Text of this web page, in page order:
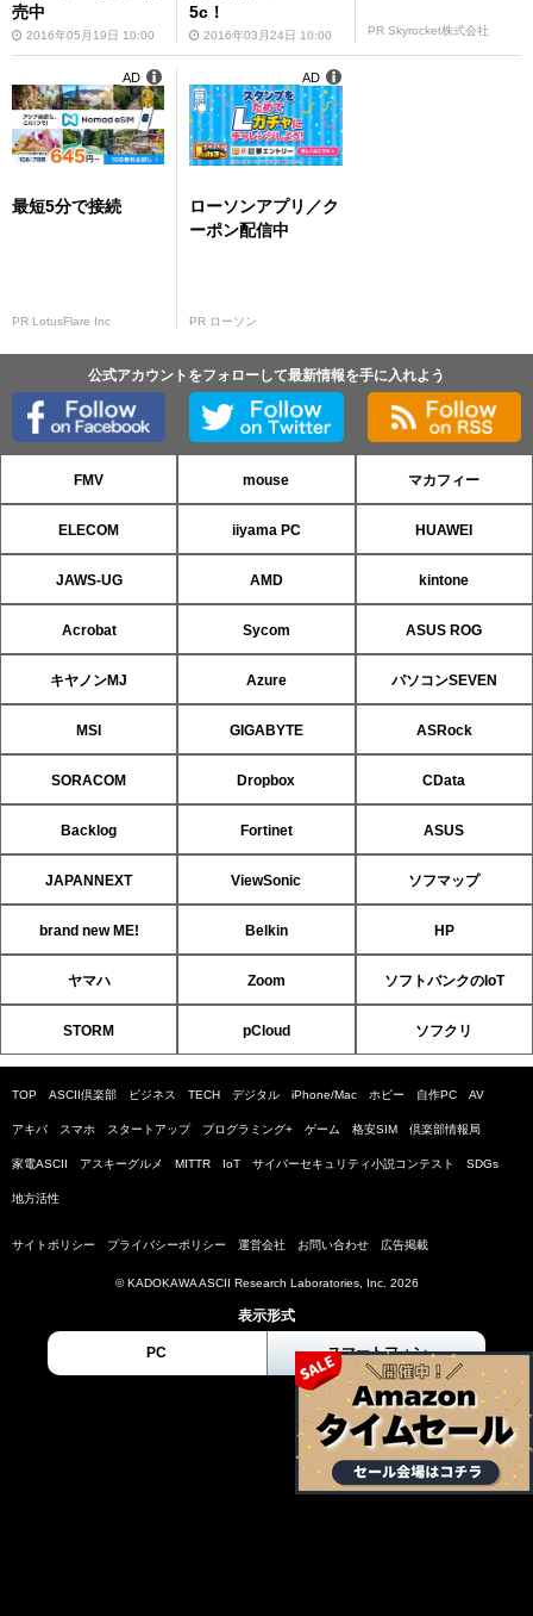
売中
2016年05月19日 10:00
5c！
2016年03月24日 10:00 PR Skyrocket株式会社
最短5分で接続
PR LotusFlare Inc
AD
ローソンアプリ／ク
ーポン配信中
PR ローソン
AD
公式アカウントをフォローして最新情報を手に入れよう
FMV mouse マカフィー
ELECOM iiyama PC HUAWEI
JAWS-UG AMD kintone
Acrobat Sycom ASUS ROG
キヤノンMJ Azure パソコンSEVEN
MSI GIGABYTE ASRock
SORACOM Dropbox CData
Backlog Fortinet ASUS
JAPANNEXT ViewSonic ソフマップ
brand new ME! Belkin HP
ヤマハ Zoom ソフトバンクのIoT
STORM pCloud ソフクリ
TOP ASCII倶楽部 ビジネス TECH デジタル iPhone/Mac ホビー 自作PC AV
アキバ スマホ スタートアップ プログラミング+ ゲーム 格安SIM 倶楽部情報局
家電ASCII アスキーグルメ MITTR IoT サイバーセキュリティ小説コンテスト SDGs
地方活性
サイトポリシー プライバシーポリシー 運営会社 お問い合わせ 広告掲載
© KADOKAWA ASCII Research Laboratories, Inc. 2026
表示形式
PC スマートフォン